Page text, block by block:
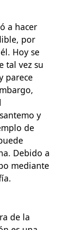
a hacer
por
Hoy se
tal vez su
parece
y
de
Debido a
mediante
de la